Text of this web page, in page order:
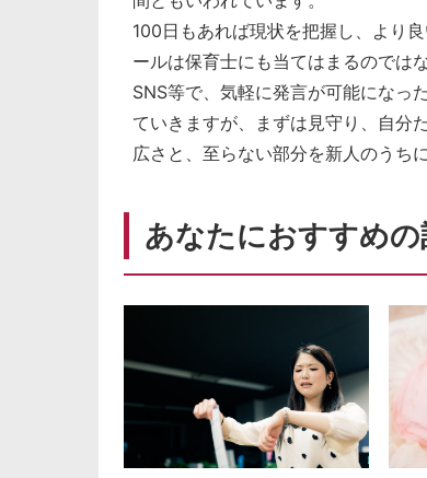
100日もあれば現状を把握し、より
ールは保育士にも当てはまるのでは
SNS等で、気軽に発言が可能になっ
ていきますが、まずは見守り、自分
広さと、至らない部分を新人のうち
あなたにおすすめの